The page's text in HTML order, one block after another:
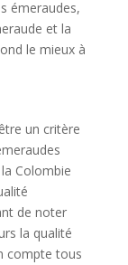
émeraudes,
et la
le mieux à
un critère
Colombie
de noter
la qualité
compte tous